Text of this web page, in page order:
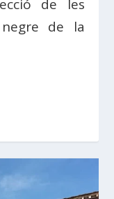
de les
de la